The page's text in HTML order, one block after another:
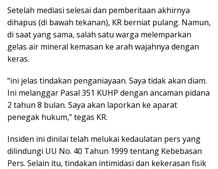
Setelah mediasi selesai dan pemberitaan akhirnya
dihapus (di bawah tekanan), KR berniat pulang. Namun,
di saat yang sama, salah satu warga melemparkan
gelas air mineral kemasan ke arah wajahnya dengan
keras.
“ini jelas tindakan penganiayaan. Saya tidak akan diam.
Ini melanggar Pasal 351 KUHP dengan ancaman pidana
2 tahun 8 bulan. Saya akan laporkan ke aparat
penegak hukum,” tegas KR.
Insiden ini dinilai telah melukai kedaulatan pers yang
dilindungi UU No. 40 Tahun 1999 tentang Kebebasan
Pers. Selain itu, tindakan intimidasi dan kekerasan fisik